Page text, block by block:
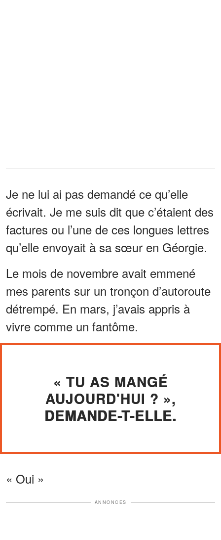
Je ne lui ai pas demandé ce qu’elle
écrivait. Je me suis dit que c’étaient des
factures ou l’une de ces longues lettres
qu’elle envoyait à sa sœur en Géorgie.
Le mois de novembre avait emmené
mes parents sur un tronçon d’autoroute
détrempé. En mars, j’avais appris à
vivre comme un fantôme.
« TU AS MANGÉ
AUJOURD'HUI ? »,
DEMANDE-T-ELLE.
« Oui »
ANNONCES